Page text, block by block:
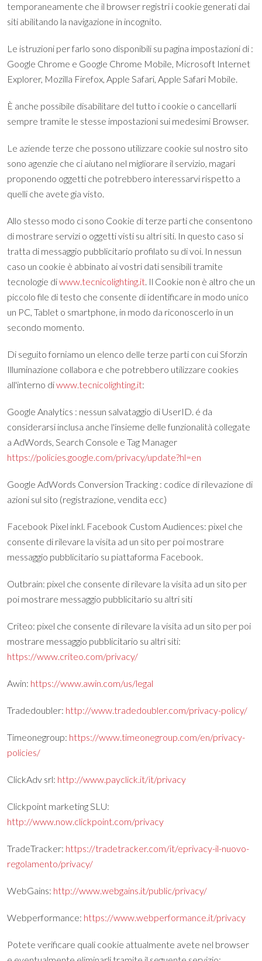
temporaneamente che il browser registri i cookie generati dai
siti abilitando la navigazione in incognito.
Le istruzioni per farlo sono disponibili su pagina impostazioni di :
Google Chrome e Google Chrome Mobile, Microsoft Internet
Explorer, Mozilla Firefox, Apple Safari, Apple Safari Mobile.
È anche possibile disabilitare del tutto i cookie o cancellarli
sempre tramite le stesse impostazioni sui medesimi Browser.
Le aziende terze che possono utilizzare cookie sul nostro sito
sono agenzie che ci aiutano nel migliorare il servizio, magari
proponendo oggetti che potrebbero interessarvi rispetto a
quelli che avete gia visto.
Allo stesso modo ci sono Cookie di terze parti che consentono
di mostrare servizi o oggetti visti su altri siti. In questo caso si
tratta di messaggio pubblicitario profilato su di voi. In nessun
caso un cookie è abbinato ai vostri dati sensibili tramite
tecnologie diwww.tecnicolighting.it. Il Cookie non è altro che un
piccolo file di testo che consente di identificare in modo unico
un PC, Tablet o smartphone, in modo da riconoscerlo in un
secondo momento.
Di seguito forniamo un elenco delle terze parti con cui Sforzin
Illuminazione collabora e che potrebbero utilizzare cookies
all'interno diwww.tecnicolighting.it:
Google Analytics : nessun salvataggio di UserID. é da
considerarsi inclusa anche l'insieme delle funzionalità collegate
a AdWords, Search Console e Tag Manager
https://policies.google.com/privacy/update?hl=en
Google AdWords Conversion Tracking : codice di rilevazione di
azioni sul sito (registrazione, vendita ecc)
Facebook Pixel inkl. Facebook Custom Audiences: pixel che
consente di rilevare la visita ad un sito per poi mostrare
messaggio pubblicitario su piattaforma Facebook.
Outbrain: pixel che consente di rilevare la visita ad un sito per
poi mostrare messaggio pubblicitario su altri siti
Criteo: pixel che consente di rilevare la visita ad un sito per poi
mostrare messaggio pubblicitario su altri siti:
https://www.criteo.com/privacy/
Awin: https://www.awin.com/us/legal
Tradedoubler: http://www.tradedoubler.com/privacy-policy/
Timeonegroup: https://www.timeonegroup.com/en/privacy-
policies/
ClickAdv srl: http://www.payclick.it/it/privacy
Clickpoint marketing SLU:
http://www.now.clickpoint.com/privacy
TradeTracker: https://tradetracker.com/it/eprivacy-il-nuovo-
regolamento/privacy/
WebGains: http://www.webgains.it/public/privacy/
Webperformance: https://www.webperformance.it/privacy
Potete verificare quali cookie attualmente avete nel browser